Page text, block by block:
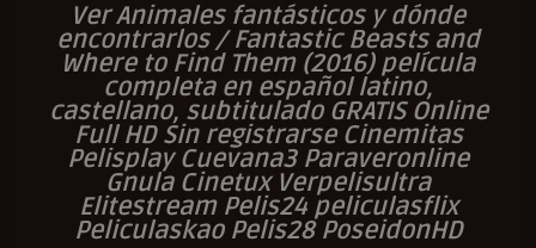
Ver Animales fantásticos y dónde
encontrarlos / Fantastic Beasts and
Where to Find Them (2016) película
completa en español latino,
castellano, subtitulado GRATIS Online
Full HD Sin registrarse Cinemitas
Pelisplay Cuevana3 Paraveronline
Gnula Cinetux Verpelisultra
Elitestream Pelis24 peliculasflix
Peliculaskao Pelis28 PoseidonHD